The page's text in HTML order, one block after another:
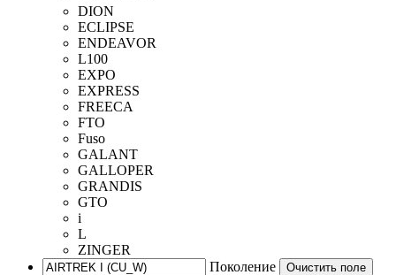
DION
ECLIPSE
ENDEAVOR
L100
EXPO
EXPRESS
FREECA
FTO
Fuso
GALANT
GALLOPER
GRANDIS
GTO
i
L
ZINGER
Поколение
Очистить поле